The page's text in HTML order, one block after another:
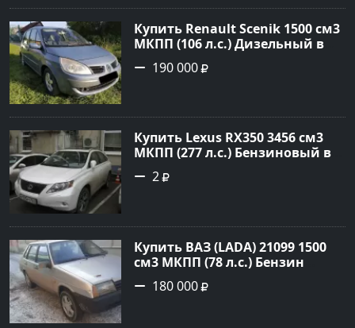
Авторынок23
Купить Renault Scenik 1500 см3
МКПП (106 л.с.) Дизельный в
Белореченск: цвет Голубой
Универсал 2007 года по цене
190 000
Купить Lexus RX350 3456 см3
МКПП (277 л.с.) Бензиновый в
Краснодар: цвет
Перламутрово-белый
№3746 на сайте Авторынок23
2
Купить ВАЗ (LADA) 21099 1500
см3 МКПП (78 л.с.) Бензин
инжектор в Гостагаевская :
цвет Серебряный Седан 2001
180 000